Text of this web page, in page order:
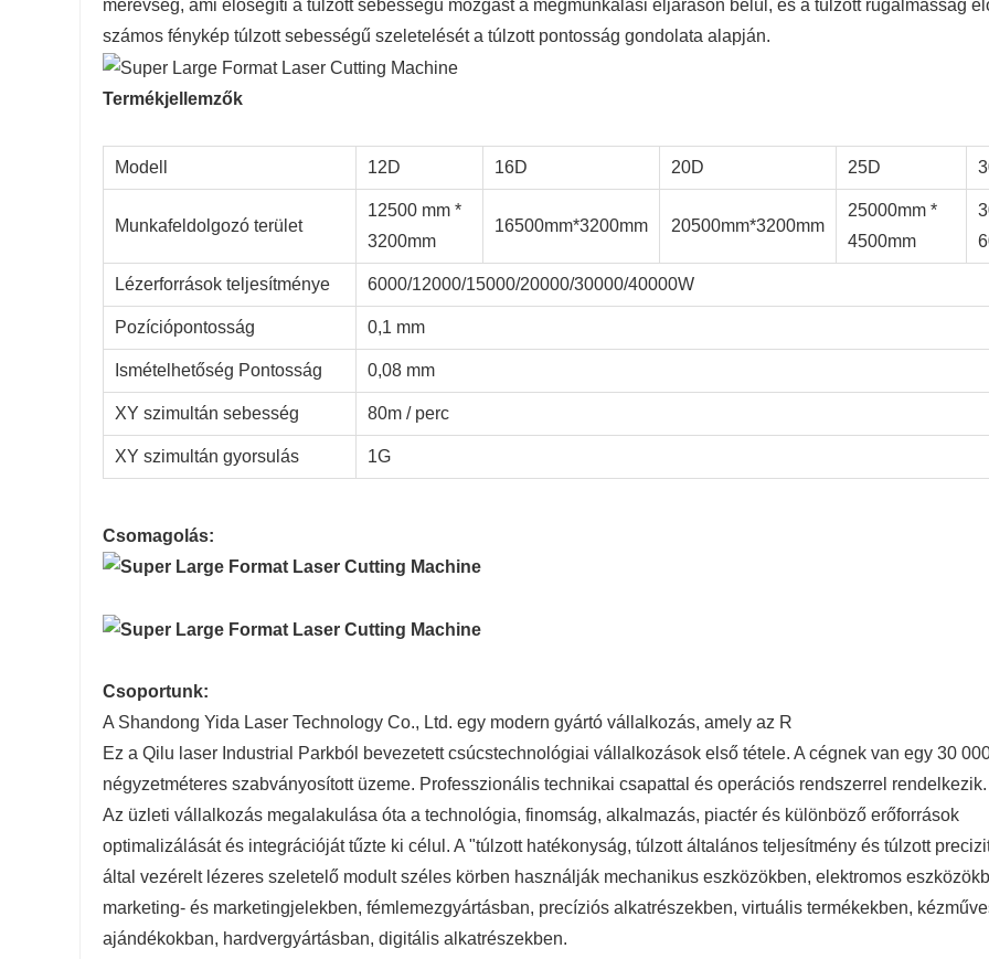
merevség, ami elősegíti a túlzott sebességű mozgást a megmunkálási eljáráson belül, és a túlzott rugalmasság
számos fénykép túlzott sebességű szeletelését a túlzott pontosság gondolata alapján.
Termékjellemzők
Modell 12D 16D 20D 25D
Munkafeldolgozó terület
12500 mm *
3200mm
16500mm*3200mm 20500mm*3200mm
25000mm *
4500mm
Lézerforrások teljesítménye 6000/12000/15000/20000/30000/40000W
Pozíciópontosság 0,1 mm
Ismételhetőség Pontosság 0,08 mm
XY szimultán sebesség 80m / perc
XY szimultán gyorsulás 1G
Csomagolás:
Csoportunk:
A Shandong Yida Laser Technology Co., Ltd. egy modern gyártó vállalkozás, amely az R
Ez a Qilu laser Industrial Parkból bevezetett csúcstechnológiai vállalkozások első tétele. A cégnek van egy 30
négyzetméteres szabványosított üzeme. Professzionális technikai csapattal és operációs rendszerrel rendelkezik.
Az üzleti vállalkozás megalakulása óta a technológia, finomság, alkalmazás, piactér és különböző erőforrások
optimalizálását és integrációját tűzte ki célul. A "túlzott hatékonyság, túlzott általános teljesítmény és túlzott
által vezérelt lézeres szeletelő modult széles körben használják mechanikus eszközökben, elektromos
marketing- és marketingjelekben, fémlemezgyártásban, precíziós alkatrészekben, virtuális termékekben,
ajándékokban, hardvergyártásban, digitális alkatrészekben.